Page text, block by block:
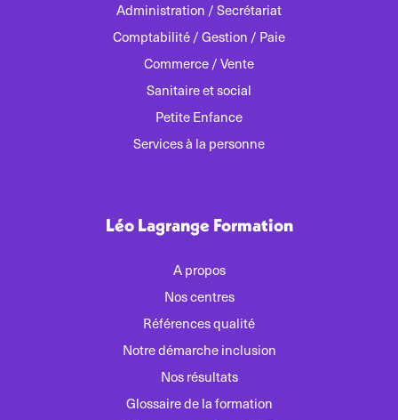
Administration / Secrétariat
Comptabilité / Gestion / Paie
Commerce / Vente
Sanitaire et social
Petite Enfance
Services à la personne
Léo Lagrange Formation
A propos
Nos centres
Références qualité
Notre démarche inclusion
Nos résultats
Glossaire de la formation